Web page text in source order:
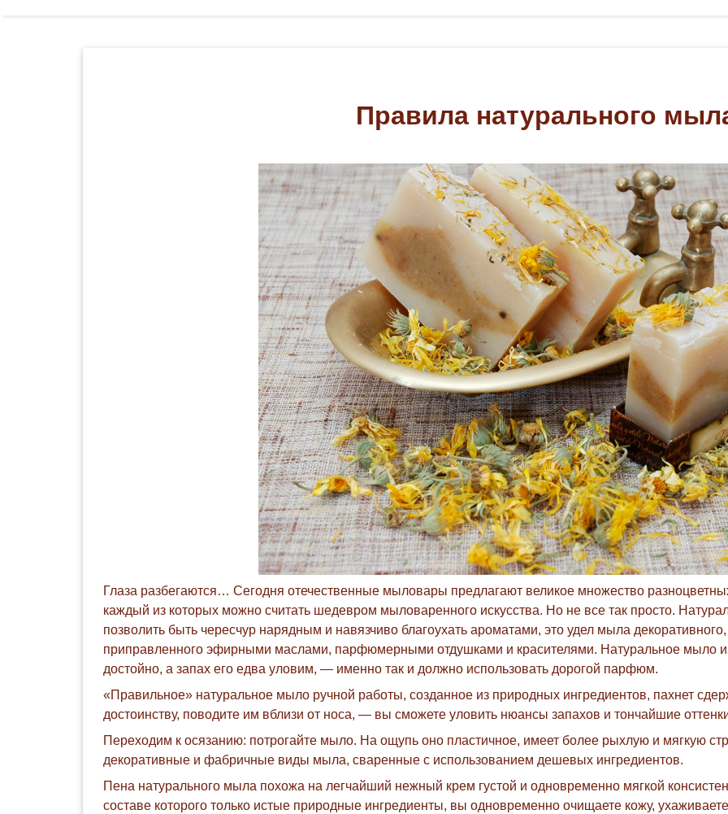
Правила натурального
Глаза разбегаются… Сегодня отечественные мыловары предлагают великое множество
каждый из которых можно считать шедевром мыловаренного искусства. Но не все так просто.
позволить быть чересчур нарядным и навязчиво благоухать ароматами, это удел мыла
приправленного эфирными маслами, парфюмерными отдушками и красителями. Натуральное мыло
достойно, а запах его едва уловим, — именно так и должно использовать дорогой парфюм.
«Правильное» натуральное мыло ручной работы, созданное из природных ингредиентов, пахнет
достоинству, поводите им вблизи от носа, — вы сможете уловить нюансы запахов и тончайшие
Переходим к осязанию: потрогайте мыло. На ощупь оно пластичное, имеет более рыхлую и мягкую
декоративные и фабричные виды мыла, сваренные с использованием дешевых ингредиентов.
Пена натурального мыла похожа на легчайший нежный крем густой и одновременно мягкой
составе которого только истые природные ингредиенты, вы одновременно очищаете кожу,